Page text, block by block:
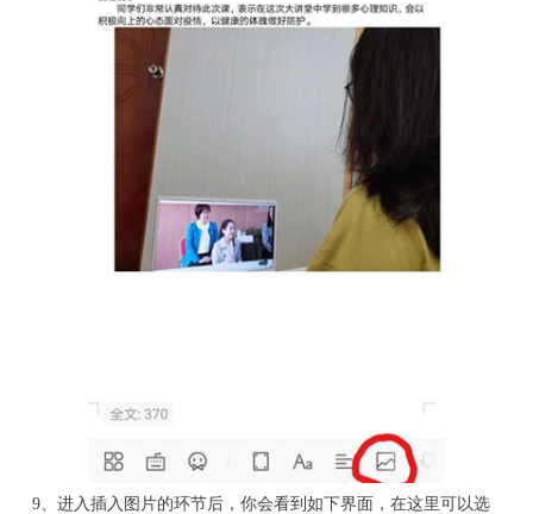
9、进入插入图片的环节后，你会看到如下界面，在这里可以选